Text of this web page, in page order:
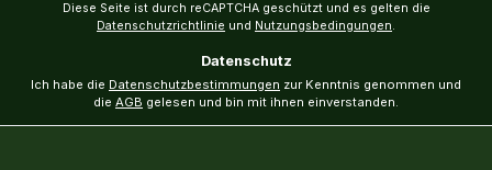
Diese Seite ist durch reCAPTCHA geschützt und es gelten die
Datenschutzrichtlinie und Nutzungsbedingungen.
Datenschutz
Ich habe die Datenschutzbestimmungen zur Kenntnis genommen und
die AGB gelesen und bin mit ihnen einverstanden.